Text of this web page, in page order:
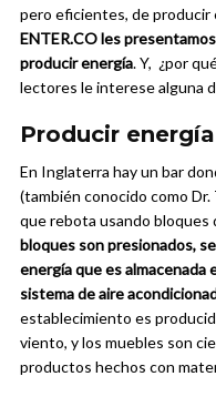
pero eficientes, de producir
ENTER.CO les
producir energía. Y, ¿por
lectores le interese alguna
Producir
En Inglaterra hay un bar
(también conocido como
que rebota usando bloques
bloques son presionados,
energía que es
sistema de aire
establecimiento es
viento, y los muebles son
productos hechos con